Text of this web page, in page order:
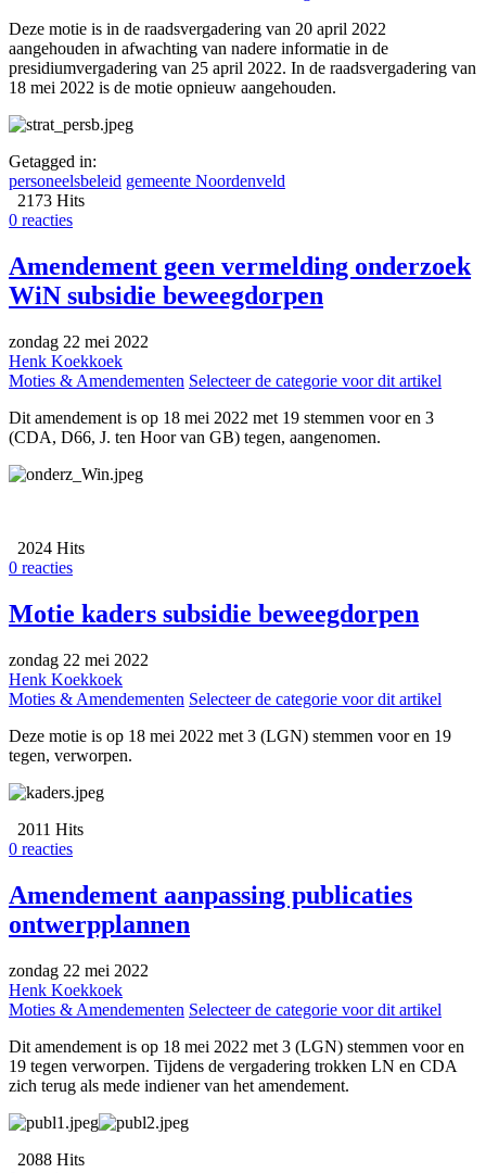
Deze motie is in de raadsvergadering van 20 april 2022
aangehouden in afwachting van nadere informatie in de
presidiumvergadering van 25 april 2022. In de raadsvergadering van
18 mei 2022 is de motie opnieuw aangehouden.
Getagged in:
personeelsbeleid gemeente Noordenveld
2173 Hits
0 reacties
Amendement geen vermelding onderzoek
WiN subsidie beweegdorpen
zondag 22 mei 2022
Henk Koekkoek
Moties & Amendementen Selecteer de categorie voor dit artikel
Dit amendement is op 18 mei 2022 met 19 stemmen voor en 3
(CDA, D66, J. ten Hoor van GB) tegen, aangenomen.
2024 Hits
0 reacties
Motie kaders subsidie beweegdorpen
zondag 22 mei 2022
Henk Koekkoek
Moties & Amendementen Selecteer de categorie voor dit artikel
Deze motie is op 18 mei 2022 met 3 (LGN) stemmen voor en 19
tegen, verworpen.
2011 Hits
0 reacties
Amendement aanpassing publicaties
ontwerpplannen
zondag 22 mei 2022
Henk Koekkoek
Moties & Amendementen Selecteer de categorie voor dit artikel
Dit amendement is op 18 mei 2022 met 3 (LGN) stemmen voor en
19 tegen verworpen. Tijdens de vergadering trokken LN en CDA
zich terug als mede indiener van het amendement.
2088 Hits